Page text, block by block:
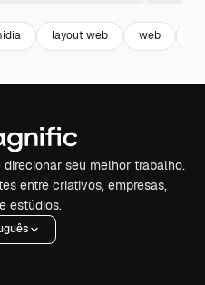
layout web web
seu melhor trabalho.
entre criativos, empresas,
estúdios.